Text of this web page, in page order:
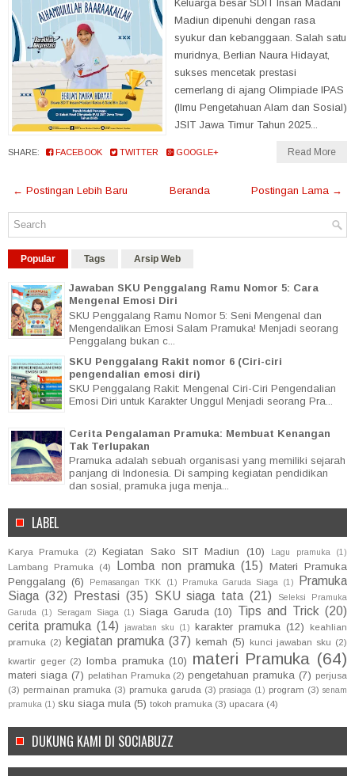
Keluarga besar SDIT Insan Madani
Madiun dipenuhi dengan rasa
syukur dan kebanggaan. Salah satu
muridnya, Berlian Naura Hidayat,
sukses mencetak prestasi
cemerlang di ajang Olimpiade IPAS
(Ilmu Pengetahuan Alam dan Sosial)
JSIT Jawa Timur Tahun 2025...
SHARE: FACEBOOK TWITTER GOOGLE+ Read More
← Postingan Lebih Baru Postingan Lama →
Beranda
Popular Tags Arsip Web
Jawaban SKU Penggalang Ramu Nomor 5: Cara
Mengenal Emosi Diri
SKU Penggalang Ramu Nomor 5: Seni Mengenal dan
Mengendalikan Emosi Salam Pramuka! Menjadi seorang
Penggalang bukan c...
SKU Penggalang Rakit nomor 6 (Ciri-ciri
pengendalian emosi diri)
SKU Penggalang Rakit: Mengenal Ciri-Ciri Pengendalian
Emosi Diri untuk Karakter Unggul Menjadi seorang Pra...
Cerita Pengalaman Pramuka: Membuat Kenangan
Tak Terlupakan
Pramuka adalah sebuah organisasi yang memiliki sejarah
panjang di Indonesia. Di samping kegiatan pendidikan
dan sosial, pramuka juga menja...
LABEL
Karya Pramuka (2) Kegiatan Sako SIT Madiun (10) Lagu pramuka (1)
Lambang Pramuka (4) Lomba non pramuka (15) Materi Pramuka
Penggalang (6) Pemasangan TKK (1) Pramuka Garuda Siaga (1)
Pramuka
Siaga (32) Prestasi (35) SKU siaga tata (21)
Seleksi Pramuka
Garuda
(1) Seragam Siaga (1) Siaga Garuda (10) Tips and Trick (20)
cerita pramuka (14) jawaban sku (1) karakter pramuka (12)
keahlian
pramuka (2) kegiatan pramuka (37) kemah (5) kunci jawaban sku (2)
kwartir geger (2) lomba pramuka (10) materi Pramuka (64)
materi siaga (7) pelatihan Pramuka (2) pengetahuan pramuka (7) perjusa
(3) permainan pramuka (3) pramuka garuda (3) prasiaga (1) program (3) senam
pramuka (1) sku siaga mula (5) tokoh pramuka (3) upacara (4)
DUKUNG KAMI DI SOCIABUZZ